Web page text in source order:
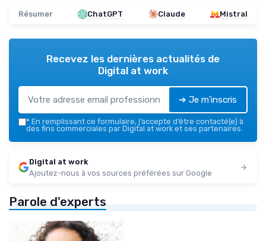
Résumer ChatGPT Claude Mistral
Recevez les dernières actualités de
Digital at work
➔ Je m'inscris
* En remplissant ce formulaire, j’accepte d’être contacté(e) à
des fins commerciales par Digital at work et ses partenaires.
Digital at work
Ajoutez-nous à vos sources préférées sur Google
Parole d'experts